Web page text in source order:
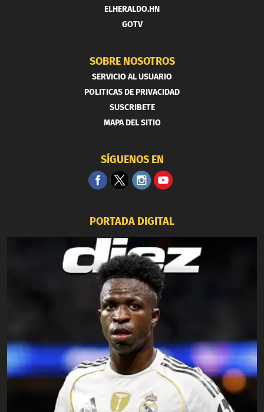
ELHERALDO.HN
GOTV
SOBRE NOSOTROS
SERVICIO AL USUARIO
POLITICAS DE PRIVACIDAD
SUSCRIBETE
MAPA DEL SITIO
SÍGUENOS EN
PORTADA DIGITAL